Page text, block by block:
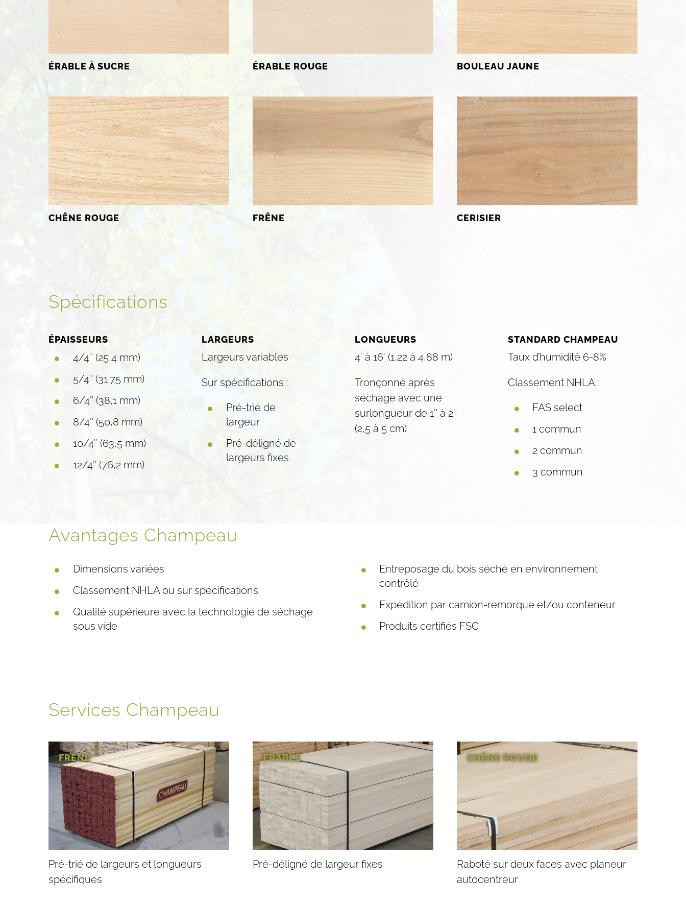
ÉRABLE À SUCRE ÉRABLE ROUGE BOULEAU JAUNE
CHÊNE ROUGE FRÊNE CERISIER
Spécifications
ÉPAISSEURS
4/4″ (25,4 mm)
5/4″ (31,75 mm)
6/4″ (38,1 mm)
8/4″ (50,8 mm)
10/4″ (63,5 mm)
12/4″ (76,2 mm)
LARGEURS
Largeurs variables
Sur spécifications :
Pré-trié de
largeur
Pré-déligné de
largeurs fixes
LONGUEURS
4′ à 16′ (1,22 à 4,88 m)
Tronçonné après
séchage avec une
surlongueur de 1″ à 2″
(2,5 à 5 cm)
STANDARD CHAMPEAU
Taux d’humidité 6-8%
Classement NHLA :
FAS select
1 commun
2 commun
3 commun
Avantages Champeau
Dimensions variées
Classement NHLA ou sur spécifications
Qualité supérieure avec la technologie de séchage
sous vide
Entreposage du bois séché en environnement
contrôlé
Expédition par camion-remorque et/ou conteneur
Produits certifiés FSC
Services Champeau
FRÊNE
Pré-trié de largeurs et longueurs
spécifiques
ÉRABLE
Pré-déligné de largeur fixes
CHÊNE ROUGE
Raboté sur deux faces avec planeur
autocentreur